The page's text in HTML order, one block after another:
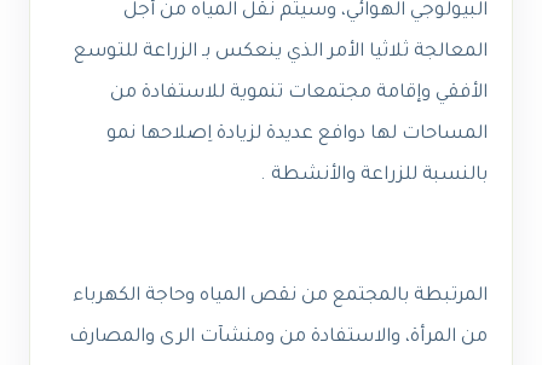
البيولوجي الهوائي، وسيتم نقل المياه من أجل
المعالجة ثلاثيا الأمر الذي ينعكس بـ الزراعة للتوسع
الأفقي وإقامة مجتمعات تنموية للاستفادة من
المساحات لها دوافع عديدة لزيادة اِصلاحها نمو
بالنسبة للزراعة والأنشطة .
المرتبطة بالمجتمع من نقص المياه وحاجة الكهرباء
من المرأة، والاستفادة من ومنشآت الرى والمصارف